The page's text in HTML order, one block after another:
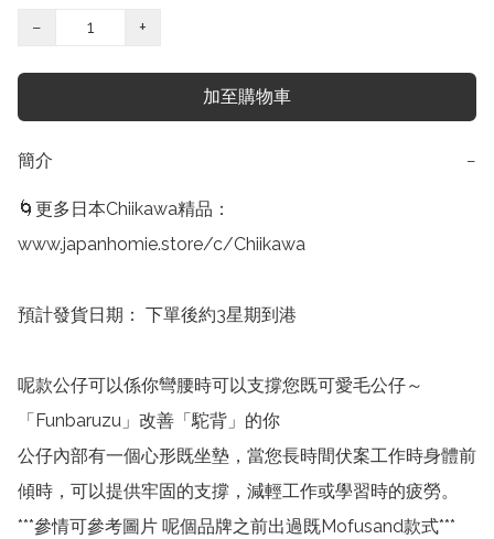
−
+
加至購物車
簡介 −
🌀更多日本Chiikawa精品：
www.japanhomie.store/c/Chiikawa
預計發貨日期： 下單後約3星期到港
呢款公仔可以係你彎腰時可以支撐您既可愛毛公仔～
「Funbaruzu」改善「駝背」的你
公仔內部有一個心形既坐墊，當您長時間伏案工作時身體前
傾時，可以提供牢固的支撐，減輕工作或學習時的疲勞。
***參情可參考圖片 呢個品牌之前出過既Mofusand款式***